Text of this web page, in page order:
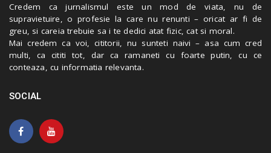
Credem ca jurnalismul este un mod de viata, nu de
supravietuire, o profesie la care nu renunti – oricat ar fi de
greu, si careia trebuie sa i te dedici atat fizic, cat si moral.
Mai credem ca voi, cititorii, nu sunteti naivi – asa cum cred
multi, ca cititi tot, dar ca ramaneti cu foarte putin, cu ce
conteaza, cu informatia relevanta.
SOCIAL